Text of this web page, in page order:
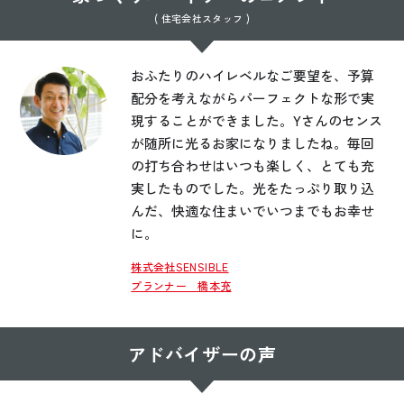
( 住宅会社スタッフ )
おふたりのハイレベルなご要望を、予算
配分を考えながらパーフェクトな形で実
現することができました。Yさんのセンス
が随所に光るお家になりましたね。毎回
の打ち合わせはいつも楽しく、とても充
実したものでした。光をたっぷり取り込
んだ、快適な住まいでいつまでもお幸せ
に。
株式会社SENSIBLE
プランナー 橋本充
アドバイザーの声